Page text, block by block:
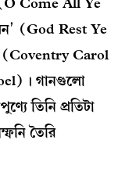
(God Rest Ye
(Coventry Carol
গানগুলো
তিনি প্রতিটা
তৈরি